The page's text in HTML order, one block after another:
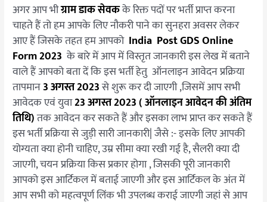
अगर आप भीग्राम डाक सेवकके रिक्त पदों पर भर्ती प्राप्त करना
चाहते हैं तो हम आपके लिए नौकरी पाने का सुनहरा अवसर लेकर
आए हैं जिसके तहत हम आपको India Post GDS Online
Form 2023 के बारे में आप में विस्तृत जानकारी इस लेख में बताने
वाले हैं आपको बता दें कि इस भर्ती हेतु ऑनलाइन आवेदन प्रक्रिया
तापमान3 अगस्त 2023से शुरू कर दी जाएगी ,जिसमें आप सभी
आवेदक एवं युवा23 अगस्त 2023 ( ऑनलाइन आवेदन की अंतिम
तिथि)तक आवेदन कर सकते हैं और इसका लाभ प्राप्त कर सकते हैं
इस भर्ती प्रक्रिया से जुड़ी सारी जानकारी| जैसे :- इसके लिए आपकी
योग्यता क्या होनी चाहिए, उम्र सीमा क्या रखी गई है, सैलरी क्या दी
जाएगी, चयन प्रक्रिया किस प्रकार होगा , जिसकी पूरी जानकारी
आपको इस आर्टिकल में बताई जाएगी और इस आर्टिकल के अंत में
आप सभी को महत्वपूर्ण लिंक भी उपलब्ध कराई जाएगी जहां से आप